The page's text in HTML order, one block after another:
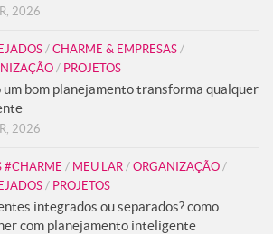
2026
/ CHARME & EMPRESAS /
/ PROJETOS
um bom planejamento transforma qualquer
2026
#CHARME / MEU LAR / ORGANIZAÇÃO /
/ PROJETOS
integrados ou separados? como
com planejamento inteligente